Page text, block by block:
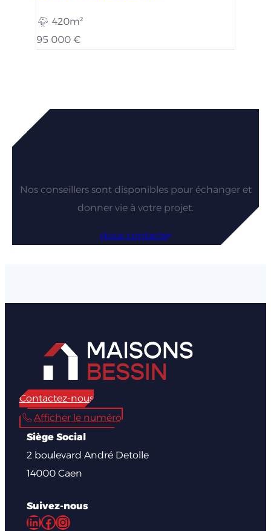
420m²
95 000 €
Vous êtes intéressés par nos
Nos conseillers sont disponibles pour échanger et
donner vie à votre projet.
Nous contacter
Contactez-nous
Afficher le numéro
Siège Social
2 boulevard André Detolle
14000 Caen
Suivez-nous
LinkedIn Facebook Instagram